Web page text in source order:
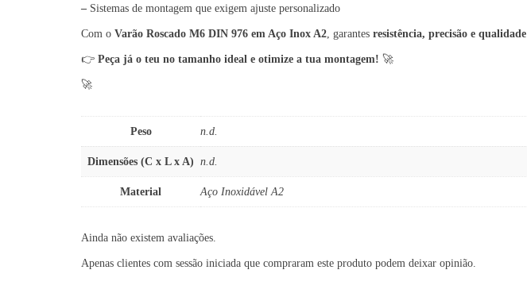
– Sistemas de montagem que exigem ajuste personalizado
Com o Varão Roscado M6 DIN 976 em Aço Inox A2 , garantes resistência, precisão e qualidade
👉 Peça já o teu no tamanho ideal e otimize a tua montagem! 🚀
🚀
Peso n.d.
Dimensões (C x L x A) n.d.
Material Aço Inoxidável A2
Ainda não existem avaliações.
Apenas clientes com sessão iniciada que compraram este produto podem deixar opinião.